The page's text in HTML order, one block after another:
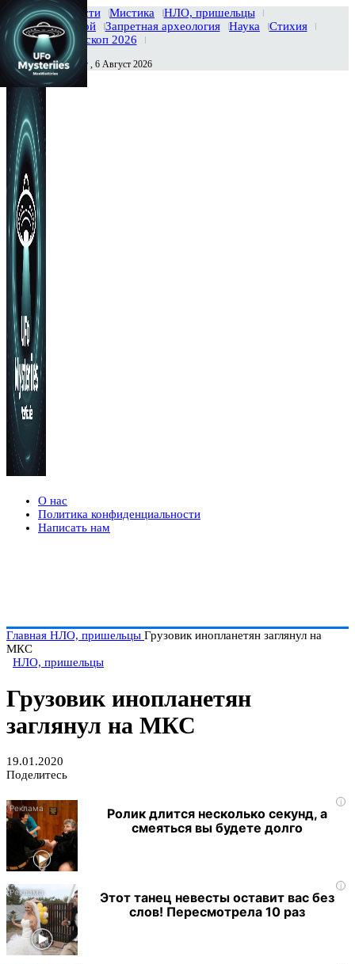
Главная Новости Мистика
НЛО, пришельцы
Тайны вселенной
Запретная археология Наука
Стихия
История
Гороскоп 2026
Сегодня Четверг , 6 Август 2026
О нас
Политика конфиденциальности
Написать нам
Главная НЛО, пришельцы Грузовик инопланетян заглянул на
МКС
НЛО, пришельцы
Грузовик инопланетян
заглянул на МКС
19.01.2020
Поделитесь
i
Ролик длится несколько секунд, а
смеяться вы будете долго
i
Этот танец невесты оставит вас без
слов! Пересмотрела 10 раз